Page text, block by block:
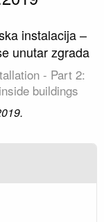
instalacija –
unutar zgrada
- Part 2:
buildings